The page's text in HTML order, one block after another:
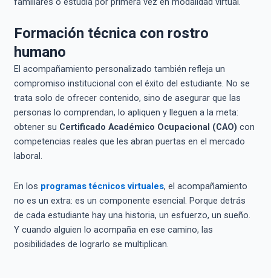
Formación técnica con rostro
humano
El acompañamiento personalizado también refleja un
compromiso institucional con el éxito del estudiante. No se
trata solo de ofrecer contenido, sino de asegurar que las
personas lo comprendan, lo apliquen y lleguen a la meta:
obtener su Certificado Académico Ocupacional (CAO) con
competencias reales que les abran puertas en el mercado
laboral.
En los programas técnicos virtuales, el acompañamiento
no es un extra: es un componente esencial. Porque detrás
de cada estudiante hay una historia, un esfuerzo, un sueño.
Y cuando alguien lo acompaña en ese camino, las
posibilidades de lograrlo se multiplican.